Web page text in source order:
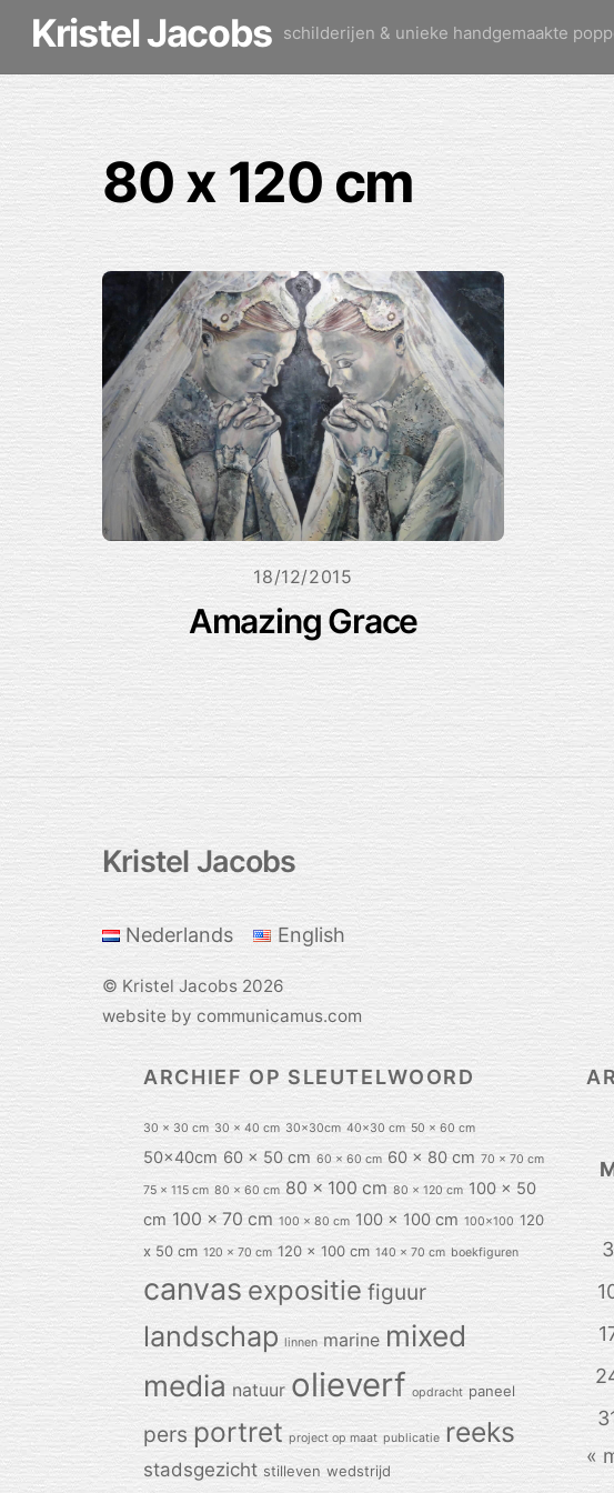
Skip
content
Kristel Jacobs schilderijen & unieke handgemaakte
80 x 120 cm
18/12/2015
Amazing Grace
Back
Top
Kristel Jacobs
Nederlands English
© Kristel Jacobs 2026
website by communicamus.com
ARCHIEF OP SLEUTELWOORD
30 x 30 cm 30 x 40 cm 30x30cm 40x30 cm 50 x 60 cm
50x40cm 60 x 50 cm 60 x 60 cm 60 x 80 cm 70 x 70 cm
75 x 115 cm 80 x 60 cm 80 x 100 cm 80 x 120 cm 100 x 50
cm 100 x 70 cm 100 x 80 cm 100 x 100 cm 100x100 120
x 50 cm 120 x 70 cm 120 x 100 cm 140 x 70 cm boekfiguren
canvas expositie figuur
landschap linnen marine mixed
media natuur olieverf opdracht paneel
pers portret project op maat publicatie reeks
stadsgezicht stilleven wedstrijd
3
«